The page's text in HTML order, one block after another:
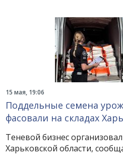
15 мая, 19:06
Поддельные семена
фасовали на складах
Теневой бизнес
Харьковской области,